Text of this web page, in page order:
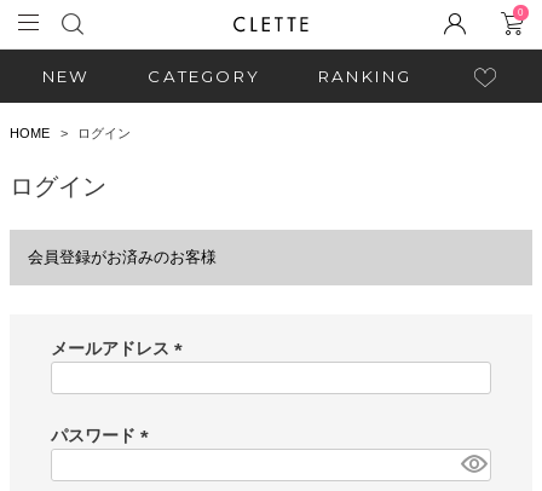
0
NEW CATEGORY RANKING
HOME ログイン
ログイン
会員登録がお済みのお客様
メールアドレス
)
パスワード